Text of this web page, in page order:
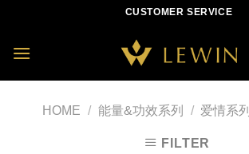
content
CUSTOMER SERVICE
HOME / 能量&功效系列 / 爱情系列
FILTER